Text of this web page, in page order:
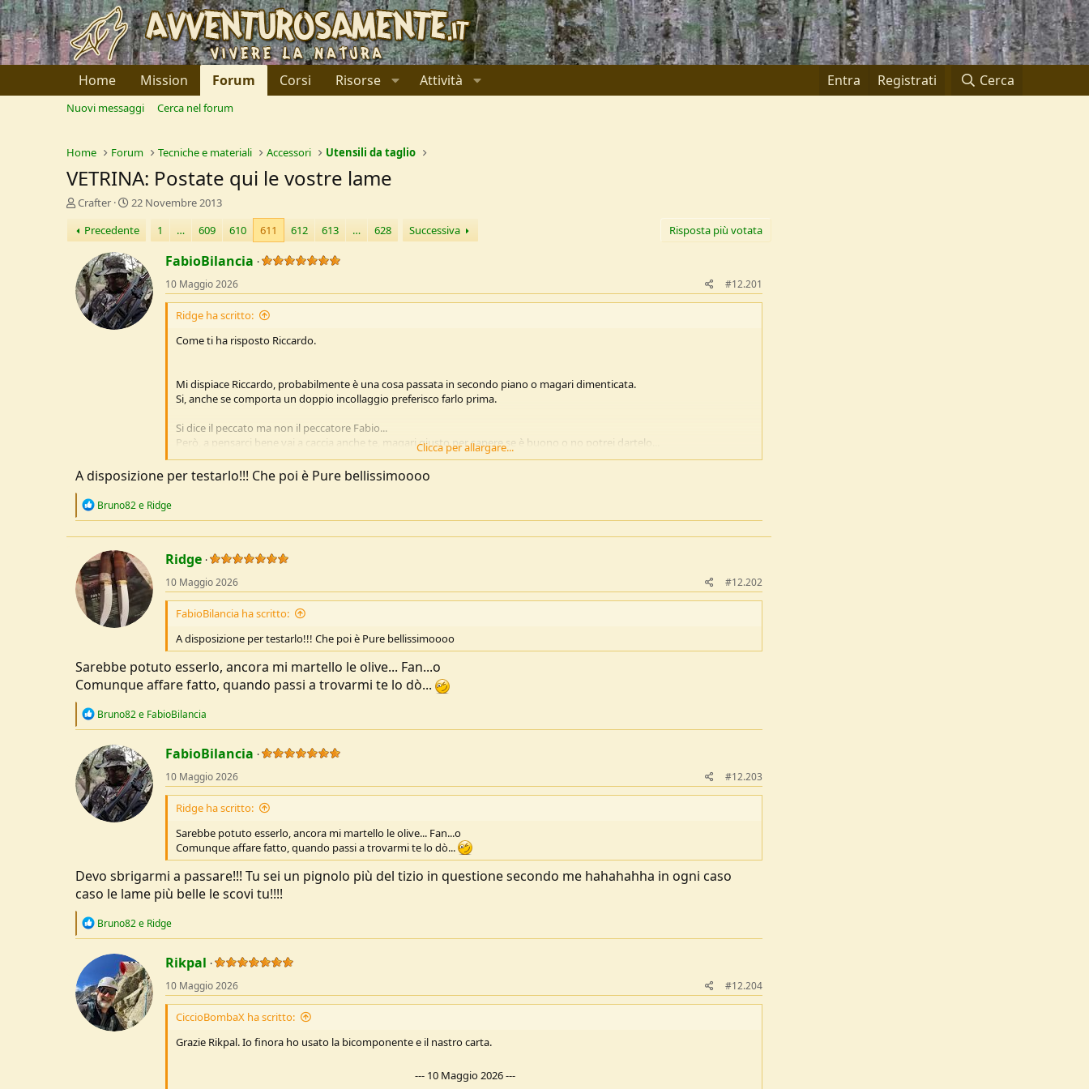
Home Mission Forum Corsi Risorse Attività Entra Registrati Cerca
Nuovi messaggi Cerca nel forum
Home Forum Tecniche e materiali Accessori Utensili da taglio
VETRINA: Postate qui le vostre lame
C
e
a
o
r
e
D
Crafter
D
t
a
d
i
I
n
i
22 Novembre 2013
Precedente
1 … 609 610 611 612 613 … 628 Successiva Risposta più votata
FabioBilancia
10 Maggio 2026 #12.201
Ridge ha scritto:
Come ti ha risposto Riccardo.
Mi dispiace Riccardo, probabilmente è una cosa passata in secondo piano o magari dimenticata.
Si, anche se comporta un doppio incollaggio preferisco farlo prima.
Si dice il peccato ma non il peccatore Fabio...
Però, a pensarci bene vai a caccia anche te, magari giusto per sapere se è buono o no potrei dartelo...
---10 Maggio 2026
Scusa la domanda BombaX, ma è incollato o è smontabile?
Clicca per allargare...
A disposizione per testarlo!!! Che poi è Pure bellissimoooo
R
t
i
o
n
s
:
Bruno82e Ridge
Ridge
10 Maggio 2026 #12.202
FabioBilancia ha scritto:
A disposizione per testarlo!!! Che poi è Pure bellissimoooo
Sarebbe potuto esserlo, ancora mi martello le olive... Fan...o
Comunque affare fatto, quando passi a trovarmi te lo dò...
R
c
t
i
o
n
s
Bruno82e FabioBilancia
FabioBilancia
10 Maggio 2026 #12.203
Ridge ha scritto:
Sarebbe potuto esserlo, ancora mi martello le olive... Fan...o
Comunque affare fatto, quando passi a trovarmi te lo dò...
Devo sbrigarmi a passare!!! Tu sei un pignolo più del tizio in questione secondo me hahahahha in ogni caso
caso le lame più belle le scovi tu!!!!
R
c
i
o
n
s
Bruno82e Ridge
Rikpal
10 Maggio 2026 #12.204
CiccioBombaX ha scritto:
Grazie Rikpal. Io finora ho usato la bicomponente e il nastro carta.
--- 10 Maggio 2026---